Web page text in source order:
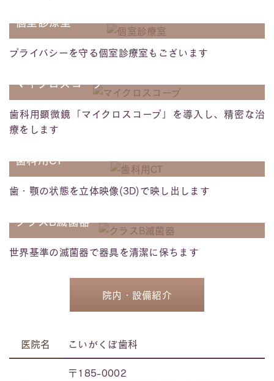
個室診療室
プライバシーを守る個室診療室もございます
マイクロスコープ
歯科用顕微鏡「マイクロスコープ」を導入し、精密な治
療をします
歯科用CT
歯・顎の状態を立体映像(3D)で映し出します
クラスB滅菌器
世界基準の滅菌器で器具を清潔に保ちます
院内・設備紹介
医院名 こいがくぼ歯科
〒185-0002